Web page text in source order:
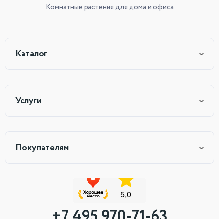
Комнатные растениядля дома и офиса
Каталог
Услуги
Покупателям